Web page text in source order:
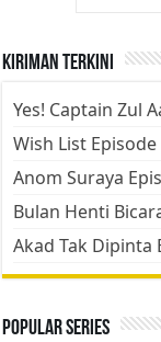
Kiriman Terkini
Yes! Captain Zul
Wish List
Anom Suraya
Bulan Henti
Akad Tak Dipinta
Popular Series